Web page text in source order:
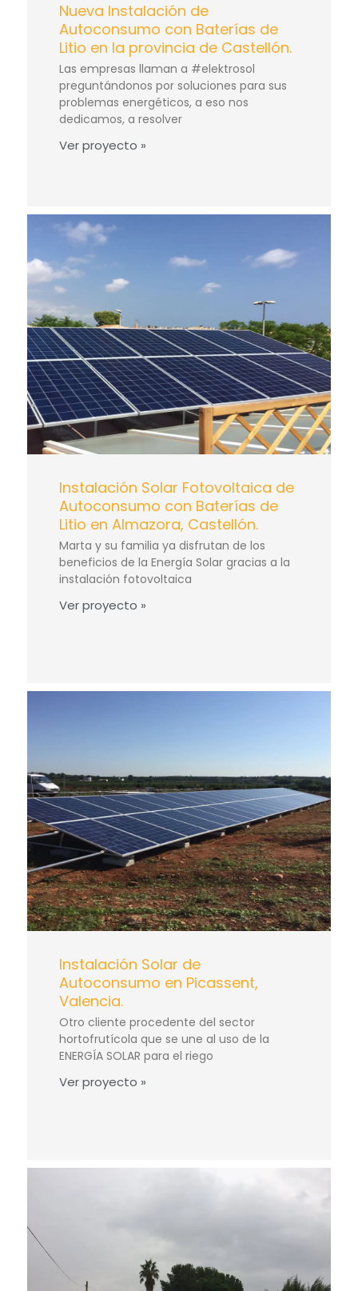
Nueva Instalación de
Autoconsumo con Baterías de
Litio en la provincia de Castellón.
Las empresas llaman a #elektrosol
preguntándonos por soluciones para sus
problemas energéticos, a eso nos
dedicamos, a resolver
Ver proyecto »
Instalación Solar Fotovoltaica de
Autoconsumo con Baterías de
Litio en Almazora, Castellón.
Marta y su familia ya disfrutan de los
beneficios de la Energía Solar gracias a la
instalación fotovoltaica
Ver proyecto »
Instalación Solar de
Autoconsumo en Picassent,
Valencia.
Otro cliente procedente del sector
hortofrutícola que se une al uso de la
ENERGÍA SOLAR para el riego
Ver proyecto »